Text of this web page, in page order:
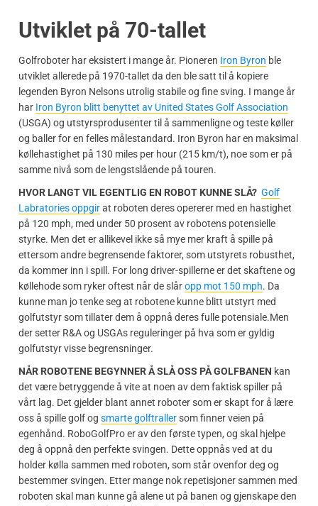
Utviklet på 70-tallet
Golfroboter har eksistert i mange år. Pioneren Iron Byron ble
utviklet allerede på 1970-tallet da den ble satt til å kopiere
legenden Byron Nelsons utrolig stabile og fine sving. I mange år
har Iron Byron blitt benyttet av United States Golf Association
(USGA) og utstyrsprodusenter til å sammenligne og teste køller
og baller for en felles målestandard. Iron Byron har en maksimal
køllehastighet på 130 miles per hour (215 km/t), noe som er på
samme nivå som de lengstslående på touren.
HVOR LANGT VIL EGENTLIG EN ROBOT KUNNE SLÅ? Golf
Labratories oppgirat roboten deres opererer med en hastighet
på 120 mph, med under 50 prosent av robotens potensielle
styrke. Men det er allikevel ikke så mye mer kraft å spille på
ettersom andre begrensende faktorer, som utstyrets robusthet,
da kommer inn i spill. For long driver-spillerne er det skaftene og
køllehode som ryker oftest når de slåropp mot 150 mph. Da
kunne man jo tenke seg at robotene kunne blitt utstyrt med
golfutstyr som tillater dem å oppnå deres fulle potensiale.Men
der setter R&A og USGAs reguleringer på hva som er gyldig
golfutstyr visse begrensninger.
NÅR ROBOTENE BEGYNNER Å SLÅ OSS PÅ GOLFBANEN kan
det være betryggende å vite at noen av dem faktisk spiller på
vårt lag. Det gjelder blant annet roboter som er skapt for å lære
oss å spille golf og smarte golftrallersom finner veien på
egenhånd. RoboGolfPro er av den første typen, og skal hjelpe
deg å oppnå den perfekte svingen. Dette oppnås ved at du
holder kølla sammen med roboten, som står ovenfor deg og
bestemmer svingen. Etter mange nok repetisjoner sammen med
roboten skal man kunne gå alene ut på banen og gjenskape den